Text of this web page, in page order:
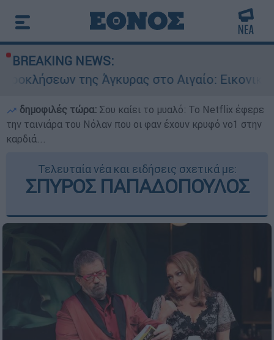
BREAKING NEWS:
της Άγκυρας στο Αιγαίο: Εικονική
δημοφιλές τώρα: Σου καίει το μυαλό: Το Netflix έφερε
την ταινιάρα του Νόλαν που οι φαν έχουν κρυφό νο1 στην
καρδιά...
Τελευταία νέα και ειδήσεις σχετικά με:
ΣΠΥΡΟΣ ΠΑΠΑΔΟΠΟΥΛΟΣ